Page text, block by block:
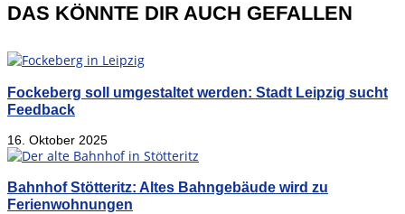
DAS KÖNNTE DIR AUCH GEFALLEN
Fockeberg soll umgestaltet werden: Stadt Leipzig sucht
Feedback
16. Oktober 2025
Bahnhof Stötteritz: Altes Bahngebäude wird zu
Ferienwohnungen